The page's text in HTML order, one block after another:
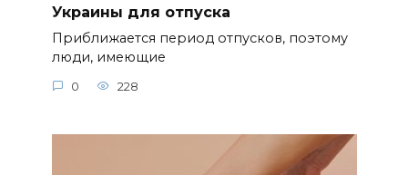
Украины для отпуска
Приближается период отпусков, поэтому
люди, имеющие
0 228